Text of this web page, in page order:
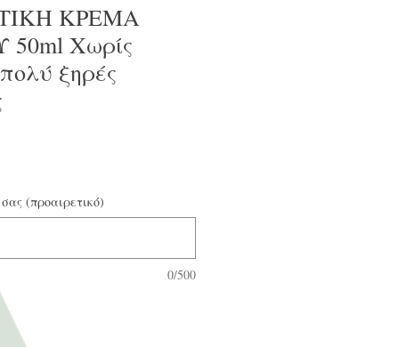
ΚΡΕΜΑ
Χωρίς
ξηρές
(προαιρετικό)
0/500